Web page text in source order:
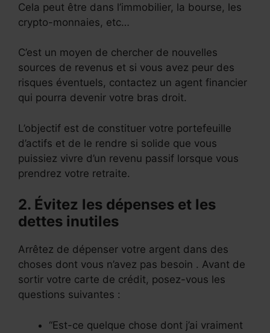
Cela peut être dans l’immobilier, la bourse, les
crypto-monnaies, etc…
C’est un moyen de chercher de nouvelles
sources de revenus et si vous avez peur des
risques éventuels, contactez un agent financier
qui pourra devenir votre bras droit.
L’objectif est de constituer votre portefeuille
d’actifs et de le rendre si solide que vous
puissiez vivre d’un revenu passif lorsque vous
prendrez votre retraite.
2. Évitez les dépenses et les
dettes inutiles
Arrêtez de dépenser votre argent dans des
choses dont vous n’avez pas besoin . Avant de
sortir votre carte de crédit, posez-vous les
questions suivantes :
“Est-ce quelque chose dont j’ai vraiment